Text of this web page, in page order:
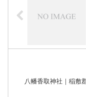
八幡香取神社｜稲敷